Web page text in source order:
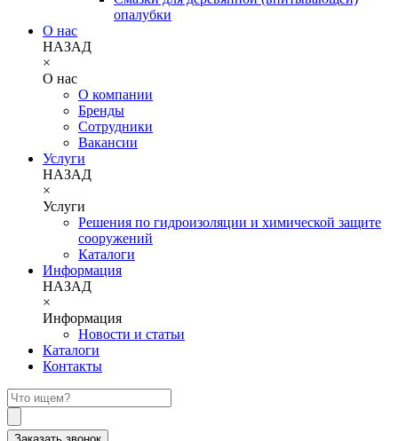
опалубки
О нас
НАЗАД
×
О нас
О компании
Бренды
Сотрудники
Вакансии
Услуги
НАЗАД
×
Услуги
Решения по гидроизоляции и химической защите
сооружений
Каталоги
Информация
НАЗАД
×
Информация
Новости и статьи
Каталоги
Контакты